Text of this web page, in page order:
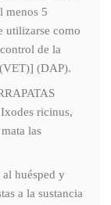
menos 5
utilizarse como
de la
(DAP).
ricinus,
las
huésped y
a la sustancia